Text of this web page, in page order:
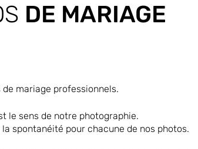
DE MARIAGE
mariage professionnels.
le sens de notre photographie.
spontanéité pour chacune de nos photos.